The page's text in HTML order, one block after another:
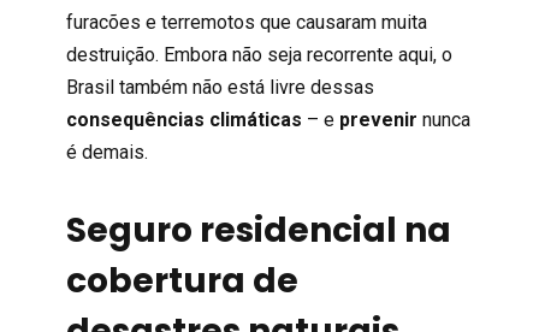
furacões e terremotos que causaram muita
destruição. Embora não seja recorrente aqui, o
Brasil também não está livre dessas
consequências climáticas – e prevenir nunca
é demais.
Seguro residencial na
cobertura de